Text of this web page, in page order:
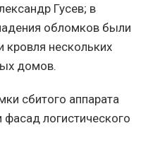
Гусев; в
обломков были
кровля нескольких
домов.
сбитого аппарата
фасад логистического